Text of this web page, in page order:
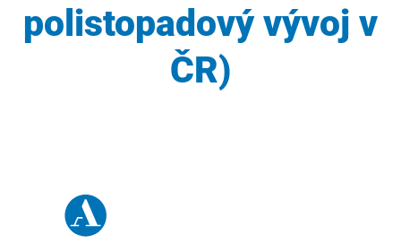
polistopadový vývoj v
ČR)